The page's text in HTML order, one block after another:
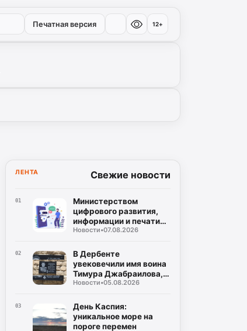
Печатная версия 12+
ЛЕНТА Свежие новости
01
Министерством
цифрового развития,
информации и печати
Республики Дагестан
созданию корпусов
национальных языков
народов Республики
Дагестан
Новости•07.08.2026
02
В Дербенте
увековечили имя воина
Тимура Джабраилова,
отдавшего жизнь за
Новости•05.08.2026
03
День Каспия:
уникальное море на
пороге перемен